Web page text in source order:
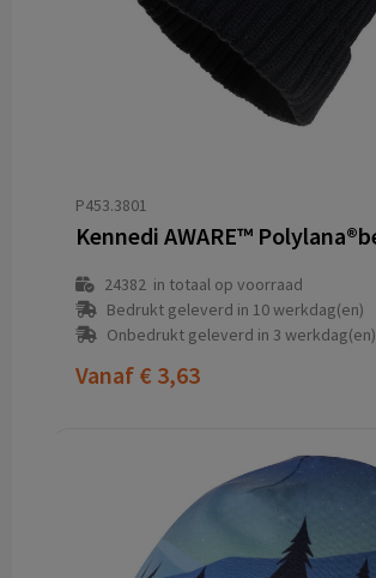
P453.3801
24382in totaal op voorraad
Bedrukt geleverd in 10 werkdag(en)
Onbedrukt geleverd in 3 werkdag(en)
Vanaf € 3,63